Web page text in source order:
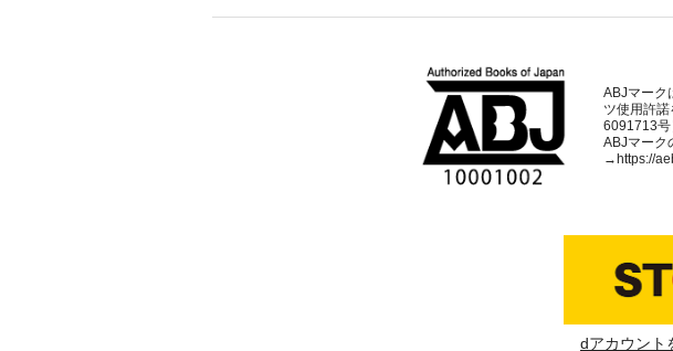
ABJマーク
ツ使用許
6091713号
ABJマーク
→ https://
dアカウント